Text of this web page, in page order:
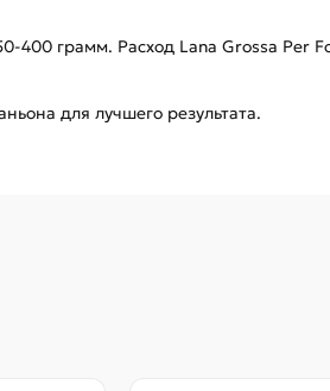
400 грамм. Расход Lana Grossa Per
для лучшего результата.